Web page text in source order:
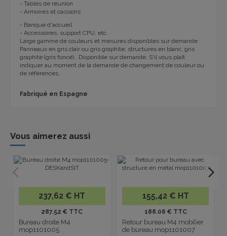
- Tables de réunion
- Armoires et caissons
- Banque d'accueil
- Accessoires, support CPU, etc.
Large gamme de couleurs et mesures disponibles sur demande :
Panneaux en gris clair ou gris graphite; structures en blanc, gris
graphite (gris foncé) . Disponible sur demande. S'il vous plaît
indiquer au moment de la demande de changement de couleur ou
de références.
Fabriqué en Espagne
Vous aimerez aussi
237,62 € HT
287.52 € TTC
Bureau droite M4
mop1101005
155,42 € HT
188.06 € TTC
Retour bureau M4 mobilier
de bureau mop1101007